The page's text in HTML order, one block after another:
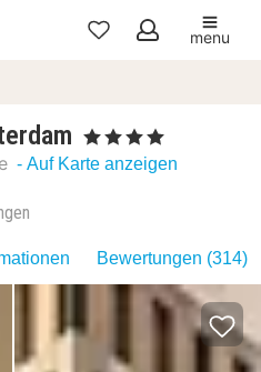
Meine
menu
, 4 Sterne
- Auf Karte anzeigen
Bewertungen (314)